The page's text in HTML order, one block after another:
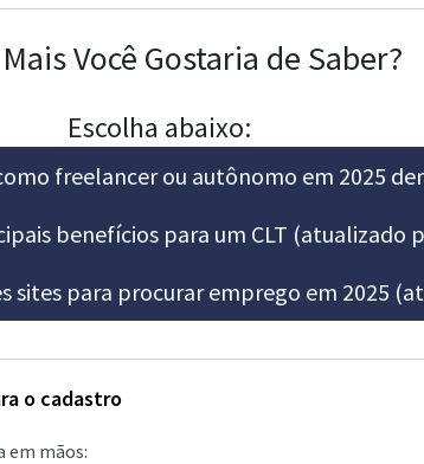
Você Gostaria de Saber?
Escolha abaixo:
freelancer ou autônomo em 2025
benefícios para um CLT (atualizado
sites para procurar emprego em 2025
o cadastro
em mãos: